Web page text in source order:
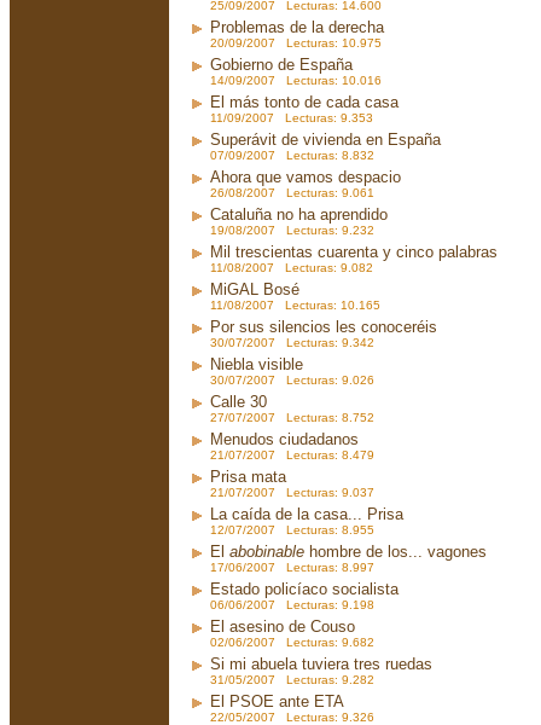
25/09/2007 Lecturas: 14.600
Problemas de la derecha
20/09/2007 Lecturas: 10.975
Gobierno de España
14/09/2007 Lecturas: 10.016
El más tonto de cada casa
11/09/2007 Lecturas: 9.353
Superávit de vivienda en España
07/09/2007 Lecturas: 8.832
Ahora que vamos despacio
26/08/2007 Lecturas: 9.061
Cataluña no ha aprendido
19/08/2007 Lecturas: 9.232
Mil trescientas cuarenta y cinco palabras
11/08/2007 Lecturas: 9.082
MiGAL Bosé
11/08/2007 Lecturas: 10.165
Por sus silencios les conoceréis
30/07/2007 Lecturas: 9.342
Niebla visible
30/07/2007 Lecturas: 9.026
Calle 30
27/07/2007 Lecturas: 8.752
Menudos ciudadanos
21/07/2007 Lecturas: 8.479
Prisa mata
21/07/2007 Lecturas: 9.037
La caída de la casa... Prisa
12/07/2007 Lecturas: 8.955
El abobinable hombre de los... vagones
17/06/2007 Lecturas: 8.997
Estado policíaco socialista
06/06/2007 Lecturas: 9.198
El asesino de Couso
02/06/2007 Lecturas: 9.682
Si mi abuela tuviera tres ruedas
31/05/2007 Lecturas: 9.282
El PSOE ante ETA
22/05/2007 Lecturas: 9.326